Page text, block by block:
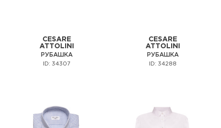
CESARE
ATTOLINI
РУБАШКА
ID: 34307
CESARE
ATTOLINI
РУБАШКА
ID: 34288